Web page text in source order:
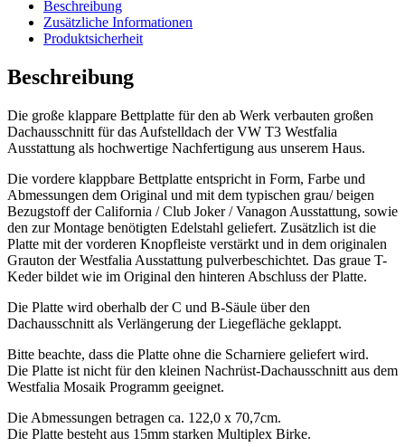
Beschreibung
Zusätzliche Informationen
Produktsicherheit
Beschreibung
Die große klappare Bettplatte für den ab Werk verbauten großen
Dachausschnitt für das Aufstelldach der VW T3 Westfalia
Ausstattung als hochwertige Nachfertigung aus unserem Haus.
Die vordere klappbare Bettplatte entspricht in Form, Farbe und
Abmessungen dem Original und mit dem typischen grau/ beigen
Bezugstoff der California / Club Joker / Vanagon Ausstattung, sowie
den zur Montage benötigten Edelstahl geliefert. Zusätzlich ist die
Platte mit der vorderen Knopfleiste verstärkt und in dem originalen
Grauton der Westfalia Ausstattung pulverbeschichtet. Das graue T-
Keder bildet wie im Original den hinteren Abschluss der Platte.
Die Platte wird oberhalb der C und B-Säule über den
Dachausschnitt als Verlängerung der Liegefläche geklappt.
Bitte beachte, dass die Platte ohne die Scharniere geliefert wird.
Die Platte ist nicht für den kleinen Nachrüst-Dachausschnitt aus dem
Westfalia Mosaik Programm geeignet.
Die Abmessungen betragen ca. 122,0 x 70,7cm.
Die Platte besteht aus 15mm starken Multiplex Birke.